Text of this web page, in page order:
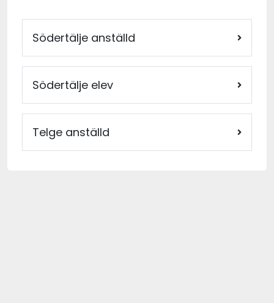
Södertälje anställd
Södertälje elev
Telge anställd